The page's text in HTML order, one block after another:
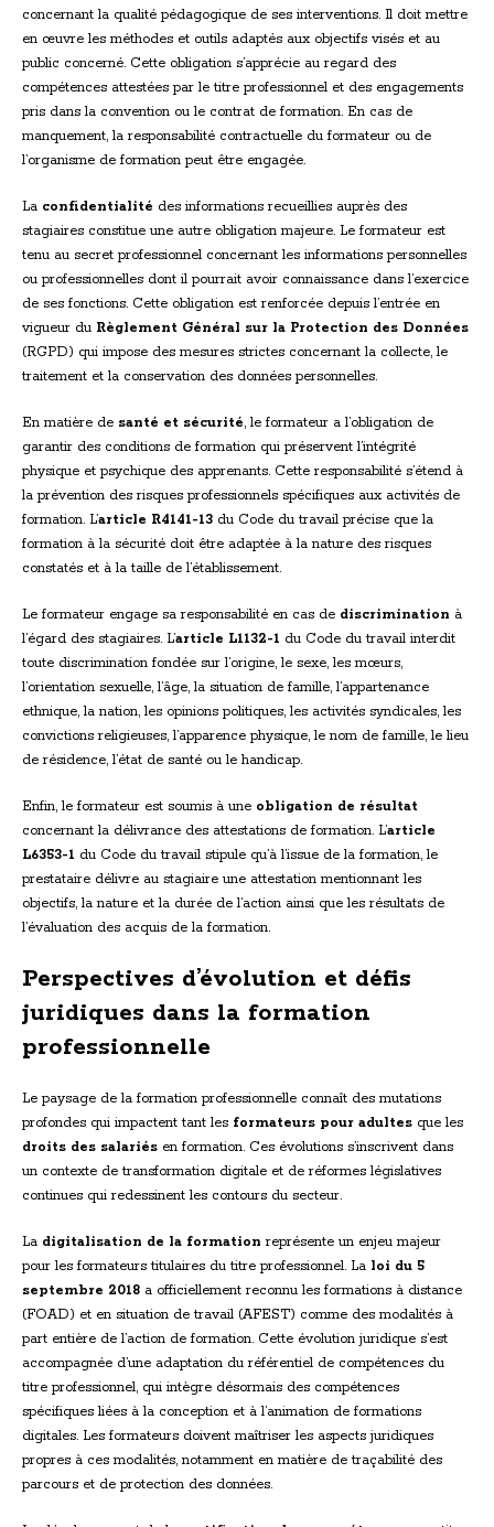
concernant la qualité pédagogique de ses interventions. Il doit mettre
en œuvre les méthodes et outils adaptés aux objectifs visés et au
public concerné. Cette obligation s’apprécie au regard des
compétences attestées par le titre professionnel et des engagements
pris dans la convention ou le contrat de formation. En cas de
manquement, la responsabilité contractuelle du formateur ou de
l’organisme de formation peut être engagée.
La confidentialité des informations recueillies auprès des
stagiaires constitue une autre obligation majeure. Le formateur est
tenu au secret professionnel concernant les informations personnelles
ou professionnelles dont il pourrait avoir connaissance dans l’exercice
de ses fonctions. Cette obligation est renforcée depuis l’entrée en
vigueur du Règlement Général sur la Protection des Données
(RGPD) qui impose des mesures strictes concernant la collecte, le
traitement et la conservation des données personnelles.
En matière de santé et sécurité, le formateur a l’obligation de
garantir des conditions de formation qui préservent l’intégrité
physique et psychique des apprenants. Cette responsabilité s’étend à
la prévention des risques professionnels spécifiques aux activités de
formation. L’article R4141-13 du Code du travail précise que la
formation à la sécurité doit être adaptée à la nature des risques
constatés et à la taille de l’établissement.
Le formateur engage sa responsabilité en cas de discrimination à
l’égard des stagiaires. L’article L1132-1 du Code du travail interdit
toute discrimination fondée sur l’origine, le sexe, les mœurs,
l’orientation sexuelle, l’âge, la situation de famille, l’appartenance
ethnique, la nation, les opinions politiques, les activités syndicales, les
convictions religieuses, l’apparence physique, le nom de famille, le lieu
de résidence, l’état de santé ou le handicap.
Enfin, le formateur est soumis à une obligation de résultat
concernant la délivrance des attestations de formation. L’article
L6353-1 du Code du travail stipule qu’à l’issue de la formation, le
prestataire délivre au stagiaire une attestation mentionnant les
objectifs, la nature et la durée de l’action ainsi que les résultats de
l’évaluation des acquis de la formation.
Perspectives d’évolution et défis
juridiques dans la formation
professionnelle
Le paysage de la formation professionnelle connaît des mutations
profondes qui impactent tant les formateurs pour adultes que les
droits des salariés en formation. Ces évolutions s’inscrivent dans
un contexte de transformation digitale et de réformes législatives
continues qui redessinent les contours du secteur.
La digitalisation de la formation représente un enjeu majeur
pour les formateurs titulaires du titre professionnel. La loi du 5
septembre 2018 a officiellement reconnu les formations à distance
(FOAD) et en situation de travail (AFEST) comme des modalités à
part entière de l’action de formation. Cette évolution juridique s’est
accompagnée d’une adaptation du référentiel de compétences du
titre professionnel, qui intègre désormais des compétences
spécifiques liées à la conception et à l’animation de formations
digitales. Les formateurs doivent maîtriser les aspects juridiques
propres à ces modalités, notamment en matière de traçabilité des
parcours et de protection des données.